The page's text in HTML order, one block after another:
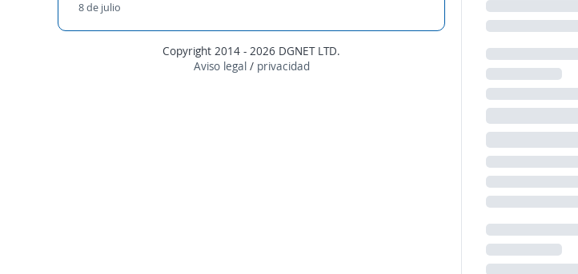
8 de julio
Copyright 2014 - 2026 DGNET LTD.
Aviso legal/ privacidad